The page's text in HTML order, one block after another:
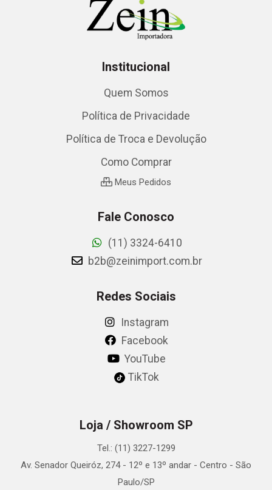
Institucional
Quem Somos
Política de Privacidade
Política de Troca e Devolução
Como Comprar
Meus Pedidos
Fale Conosco
(11) 3324-6410
b2b@zeinimport.com.br
Redes Sociais
Instagram
Facebook
YouTube
TikTok
Loja / Showroom SP
Tel.: (11) 3227-1299
Av. Senador Queiróz, 274 - 12º e 13º andar - Centro - São
Paulo/SP